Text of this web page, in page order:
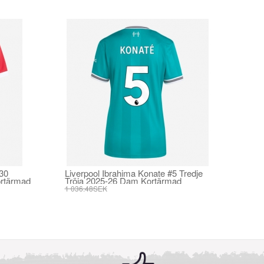
Liverpool Ibrahima Konate #5 Tredje
Tröja 2025-26 Dam Kortärmad
1 036.48SEK